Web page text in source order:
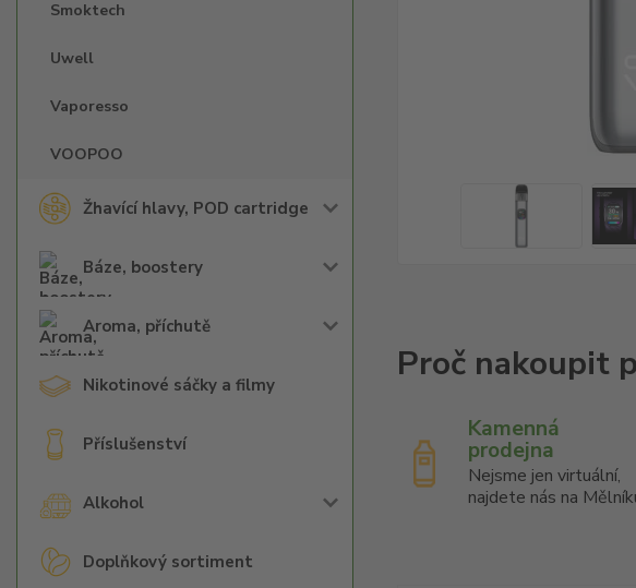
Smoktech
Uwell
Vaporesso
VOOPOO
Žhavící hlavy, POD cartridge
Báze, boostery
Aroma, příchutě
Nikotinové sáčky a filmy
Příslušenství
Alkohol
Doplňkový sortiment
Kamenná
prodejna
Nejsme jen virtuální,
najdete nás na